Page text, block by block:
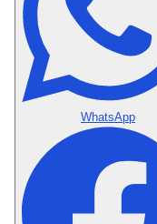
WhatsApp